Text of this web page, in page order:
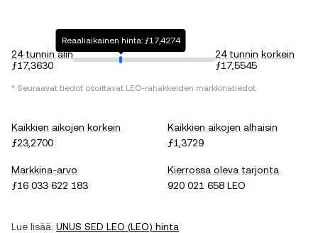
24 tunnin alin
ƒ17,3630
Reaaliaikainen hinta: ƒ17,4274
24 tunnin korkein
ƒ17,5545
* Seuraavat tiedot osoittavat LEO-rahakkeiden markkinatiedot.
Kaikkien aikojen korkein
ƒ23,2700
Kaikkien aikojen alhaisin
ƒ1,3729
Markkina-arvo
ƒ16 033 622 183
Kierrossa oleva tarjonta
920 021 658 LEO
Lue lisää: UNUS SED LEO (LEO) hinta